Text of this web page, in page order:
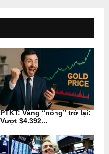
PTKT: Vàng “nóng” trở lại:
Vượt $4.392...